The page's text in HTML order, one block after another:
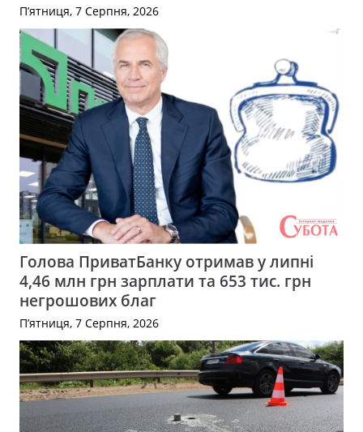
П’ятниця, 7 Серпня, 2026
Голова ПриватБанку отримав у липні
4,46 млн грн зарплати та 653 тис. грн
негрошових благ
П’ятниця, 7 Серпня, 2026